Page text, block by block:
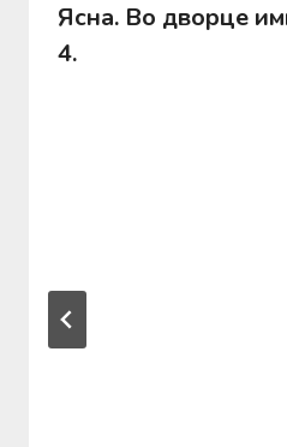
Ясна. Во дворце
4.